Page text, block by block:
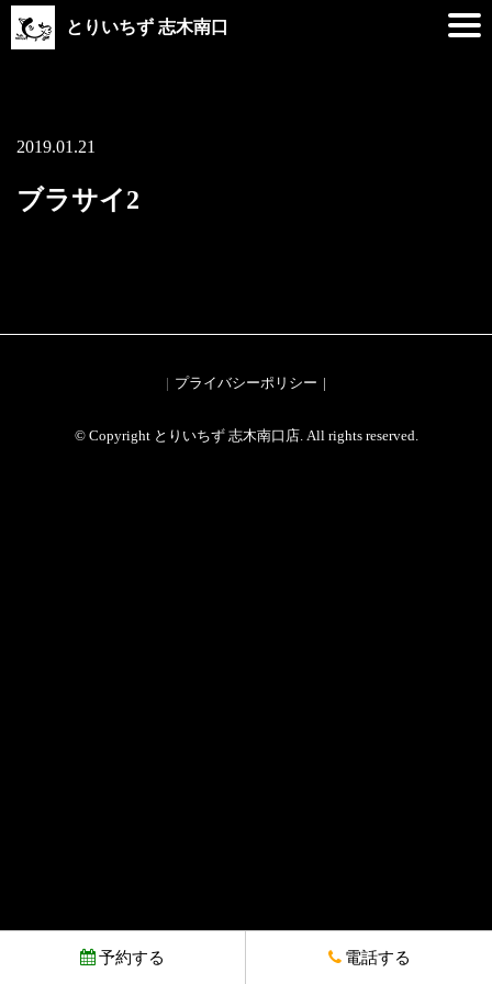
とりいちず 志木南口
2019.01.21
ブラサイ2
プライバシーポリシー
© Copyright とりいちず 志木南口店. All rights reserved.
予約する 電話する